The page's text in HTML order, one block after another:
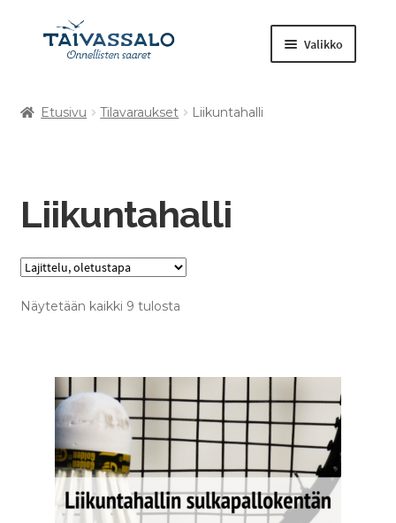
Valikko
Kuntosali
Retket ja tapahtumat
Muut tuotteet
Etusivu Tilavaraukset Liikuntahalli
Liikuntahalli
Näytetään kaikki 9 tulosta